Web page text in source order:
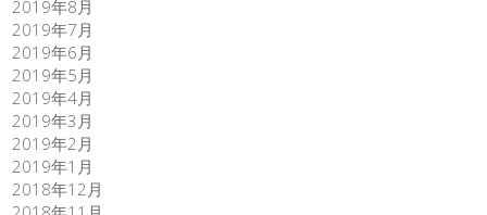
2019年8月
2019年7月
2019年6月
2019年5月
2019年4月
2019年3月
2019年2月
2019年1月
2018年12月